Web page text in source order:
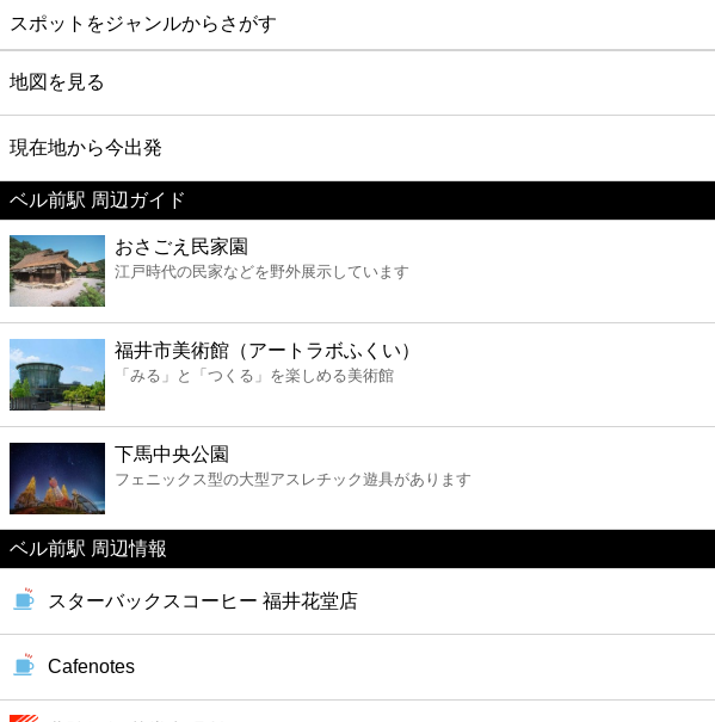
スポットをジャンルからさがす
グルメ
映画
美容
コンビニ
薬局
スーパー
エンタメ
レジャー
書店
ファミレス
地図を見る
現在地から今出発
ベル前駅 周辺ガイド
おさごえ民家園
江戸時代の民家などを野外展示しています
福井市美術館（アートラボふくい）
「みる」と「つくる」を楽しめる美術館
下馬中央公園
フェニックス型の大型アスレチック遊具があります
ベル前駅 周辺情報
スターバックスコーヒー 福井花堂店
Cafenotes